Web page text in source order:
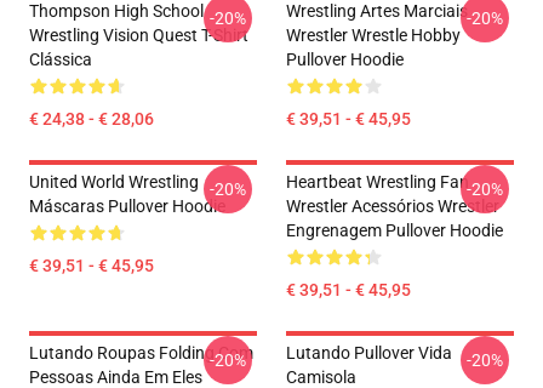
Thompson High School
Wrestling Vision Quest T-Shirt
Clássica
€ 24,38 - € 28,06
-20%
Wrestling Artes Marciais
Wrestler Wrestle Hobby
Pullover Hoodie
€ 39,51 - € 45,95
-20%
United World Wrestling
Máscaras Pullover Hoodie
€ 39,51 - € 45,95
-20%
Heartbeat Wrestling Fan
Wrestler Acessórios Wrestler
Engrenagem Pullover Hoodie
€ 39,51 - € 45,95
-20%
Lutando Roupas Folding Com
Pessoas Ainda Em Eles
-20%
Lutando Pullover Vida
Camisola
-20%